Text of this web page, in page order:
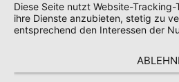
Diese Seite nutzt Website-
ihre Dienste anzubieten, stetig zu
entsprechend den Interessen der